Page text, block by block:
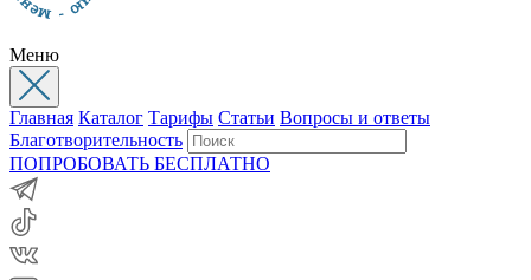
Меню
Главная Каталог Тарифы Статьи Вопросы и ответы
Благотворительность
ПОПРОБОВАТЬ БЕСПЛАТНО